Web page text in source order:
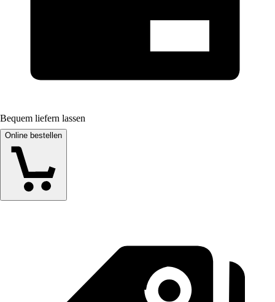
Bequem liefern lassen
Online bestellen